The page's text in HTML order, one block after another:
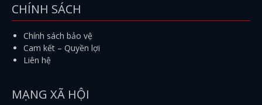
CHÍNH SÁCH
Chính sách bảo vệ
Cam kết – Quyền lợi
Liên hệ
MẠNG XÃ HỘI